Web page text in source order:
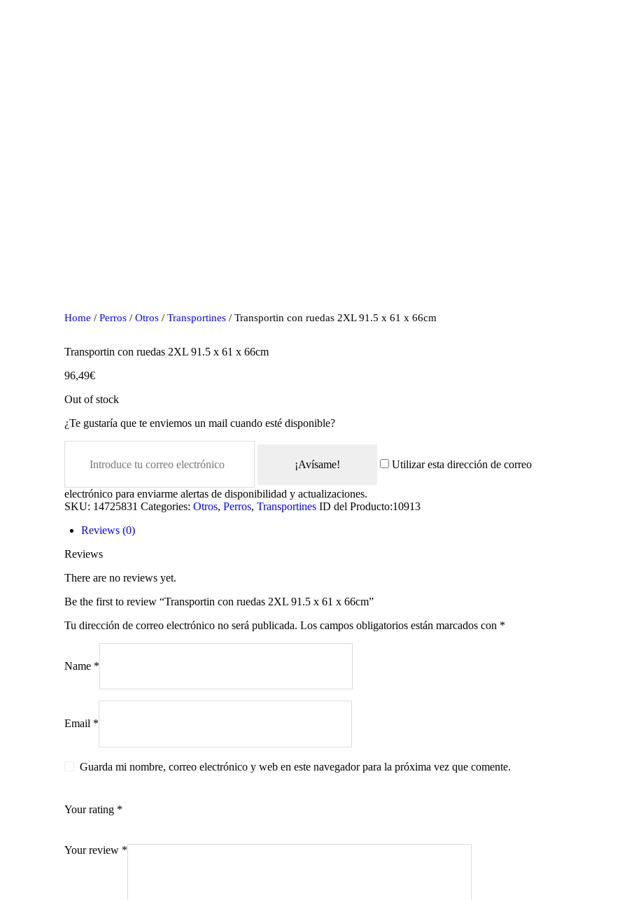
Home / Perros / Otros / Transportines / Transportin con ruedas 2XL 91.5 x 61 x 66cm
Transportin con ruedas 2XL 91.5 x 61 x 66cm
96,49€
Out of stock
¿Te gustaría que te enviemos un mail cuando esté disponible?
¡Avísame! Utilizar esta dirección de correo
electrónico para enviarme alertas de disponibilidad y actualizaciones.
SKU: 14725831 Categories: Otros, Perros, Transportines ID del Producto:10913
Reviews (0)
Reviews
There are no reviews yet.
Be the first to review “Transportin con ruedas 2XL 91.5 x 61 x 66cm”
Tu dirección de correo electrónico no será publicada. Los campos obligatorios están marcados con *
Name *
Email *
Guarda mi nombre, correo electrónico y web en este navegador para la próxima vez que comente.
Your rating *
Your review *